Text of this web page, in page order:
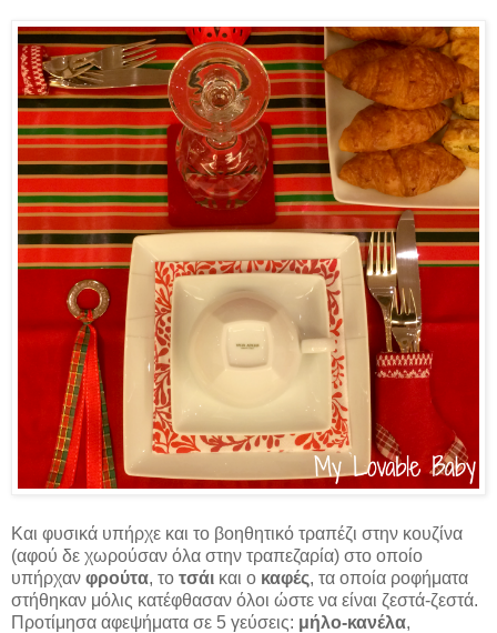
Και φυσικά υπήρχε και το βοηθητικό τραπέζι στην κουζίνα
(αφού δε χωρούσαν όλα στην τραπεζαρία) στο οποίο
υπήρχαν φρούτα, το τσάι και ο καφές, τα οποία ροφήματα
στήθηκαν μόλις κατέφθασαν όλοι ώστε να είναι ζεστά-ζεστά.
Προτίμησα αφεψήματα σε 5 γεύσεις: μήλο-κανέλα,